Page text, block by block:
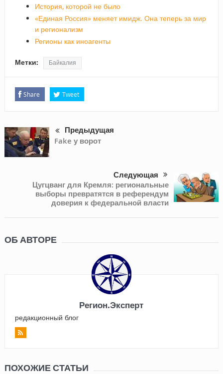
История, которой не было
«Единая Россия» меняет имидж. Она теперь за мир
и регионализм
Регионы как иноагенты
Метки: Байкалия
Share Tweet
Предыдущая
Fake у ворот
Следующая
Цугцванг для Кремля: региональные
выборы превратятся в референдум
доверия к федеральной власти
ОБ АВТОРЕ
Регион.Эксперт
редакционный блог
ПОХОЖИЕ СТАТЬИ